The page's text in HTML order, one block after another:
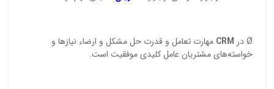
Ø در CRM مهارت تعامل و قدرت حل مشكل و ارضاء نيازها و
خواسته‌‌هاي مشتريان عامل كليدي موفقيت است.